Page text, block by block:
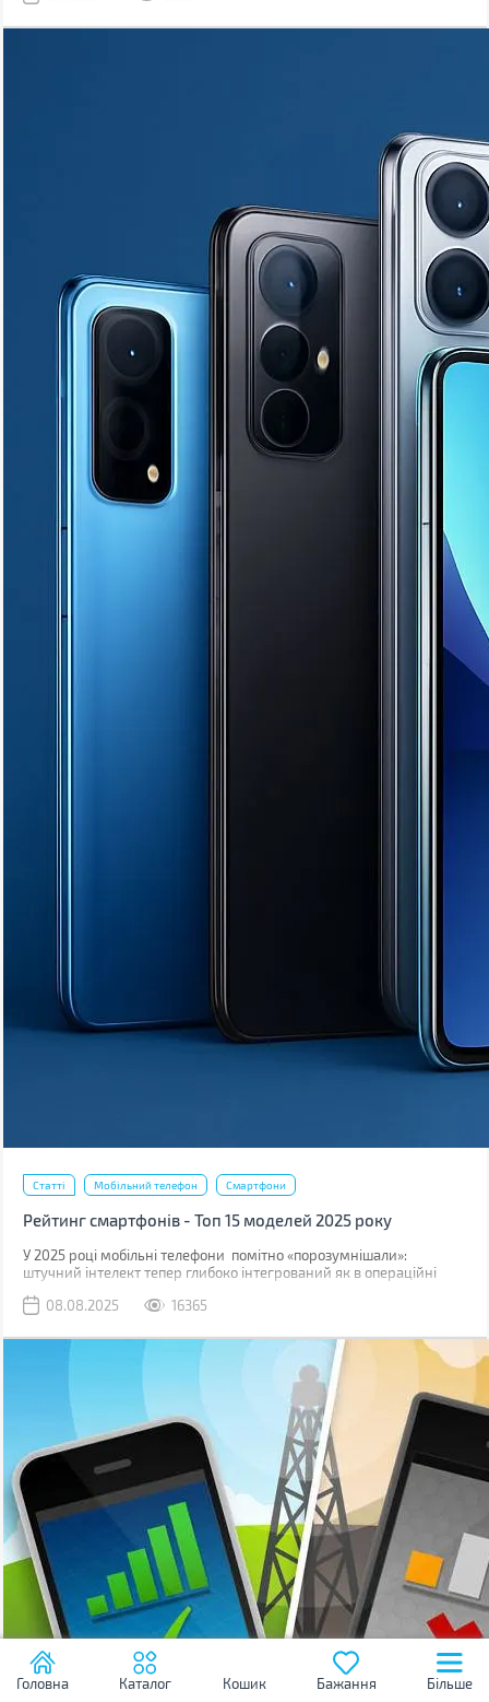
Статті Мобільний телефон Смартфони
Рейтинг смартфонів - Топ 15 моделей 2025 року
У 2025 році мобільні телефони помітно «порозумнішали»:
штучний інтелект тепер глибоко інтегрований як в операційні
08.08.2025
16365
Головна Каталог Кошик Бажання Більше